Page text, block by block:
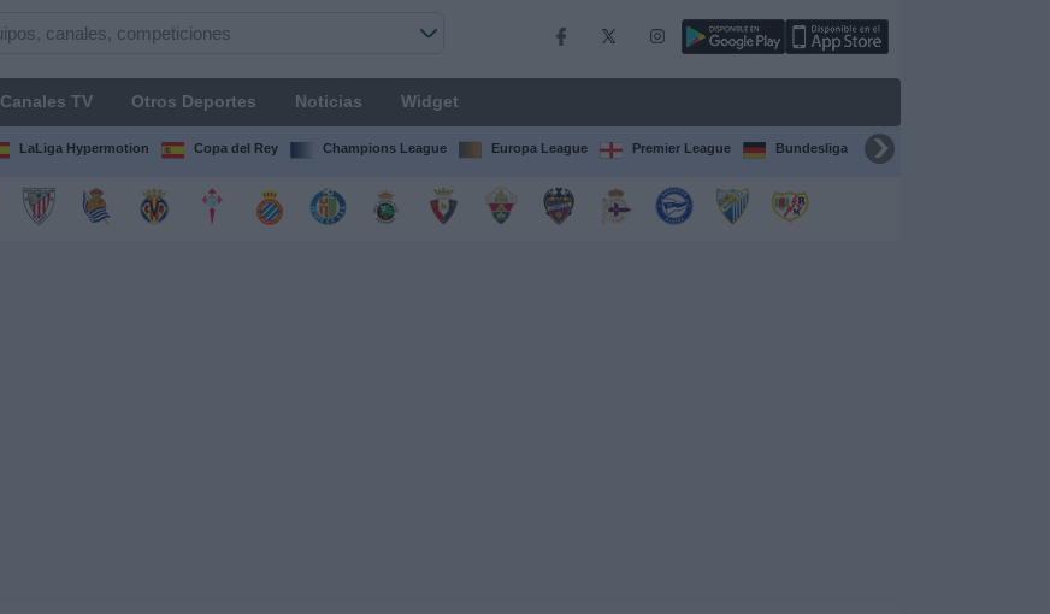
Canales TV Otros Deportes Noticias Widget
LaLiga Hypermotion Copa del Rey Champions League Europa League Premier League Bundesliga Supercopa de España